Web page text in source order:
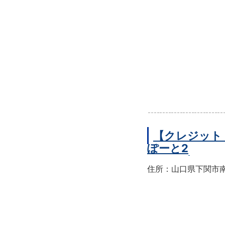
【クレジッ
ぽーと2
住所：山口県下関市